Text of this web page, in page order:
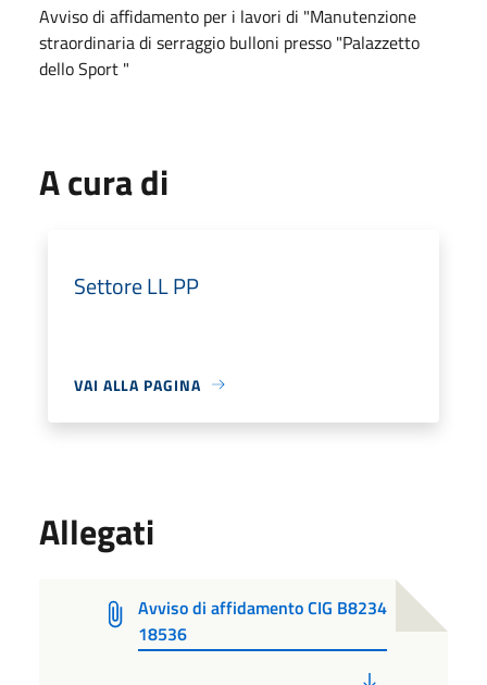
Avviso di affidamento per i lavori di "Manutenzione
straordinaria di serraggio bulloni presso "Palazzetto
dello Sport "
A cura di
Settore LL PP
VAI ALLA PAGINA
Allegati
Avviso di affidamento CIG B8234
18536